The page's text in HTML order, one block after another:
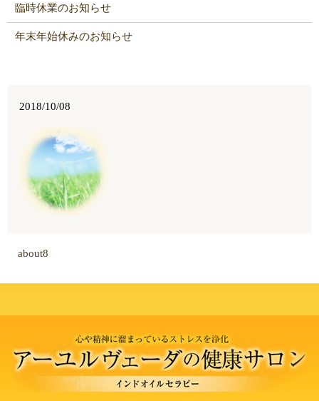
臨時休業のお知らせ
年末年始休みのお知らせ
2018/10/08
about8